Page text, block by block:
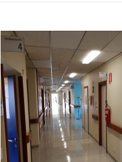
Descrizione